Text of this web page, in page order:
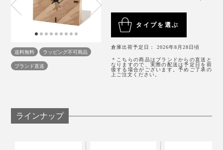
「探しては切って、探しては切ってのくり返し。木が見
つかってからも、いまの『NENRIN』シリーズの伝統柄
にたどり着くまでに、幅や角度を、何度も試行錯誤し
て、やっとできあがりました」（實松さん）
り物に、選ばれ続けています。
リビングのコーナーや、ベッドサイド、玄関、ダイニン
グ、いろんな場所に置いてみましたが、どこでも品のよ
いアクセントになって、空間が引き立ちました。
1分単位の正確な時間は読みとれませんが（笑）、イン
送料無料
ラッピング不可商品
ブランド直送
タイプを選ぶ
倉庫出荷予定日： 2026年8月28日頃
＊こちらの商品はブランドからの直送と
なりますので、実際の配送は予定日を前
後する場合がございます。予めご了承の
上ご注文ください。
ラインナップ